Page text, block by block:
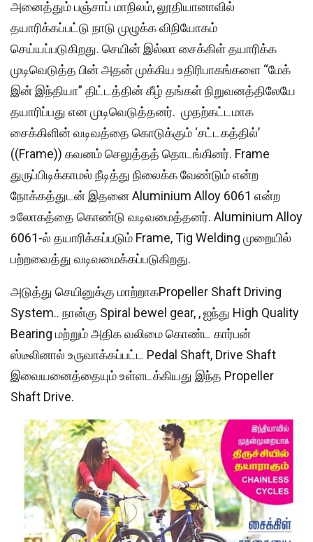
அனைத்தும் பஞ்சாப் மாநிலம், லூதியானாவில்
தயாரிக்கப்பட்டு நாடு முழுக்க விநியோகம்
செய்யப்படுகிறது. செயின் இல்லா சைக்கிள் தயாரிக்க
முடிவெடுத்த பின் அதன் முக்கிய உதிரிபாகங்களை “மேக்
இன் இந்தியா” திட்டத்தின் கீழ் தங்கள் நிறுவனத்திலேயே
தயாரிப்பது என முடிவெடுத்தனர். முதற்கட்டமாக
சைக்கிளின் வடிவத்தை கொடுக்கும் ‘சட்டகத்தில்’
((Frame)) கவனம் செலுத்தத் தொடங்கினர். Frame
துருப்பிடிக்காமல் நீடித்து நிலைக்க வேண்டும் என்ற
நோக்கத்துடன் இதனை Aluminium Alloy 6061 என்ற
உலோகத்தை கொண்டு வடிவமைத்தனர். Aluminium Alloy
6061-ல் தயாரிக்கப்படும் Frame, Tig Welding முறையில்
பற்றவைத்து வடிவமைக்கப்படுகிறது.
அடுத்து செயினுக்கு மாற்றாகPropeller Shaft Driving
System.. நான்கு Spiral bewel gear, , ஐந்து High Quality
Bearing மற்றும் அதிக வலிமை கொண்ட கார்பன்
ஸ்டீலினால் உருவாக்கப்பட்ட Pedal Shaft, Drive Shaft
இவையனைத்தையும் உள்ளடக்கியது இந்த Propeller
Shaft Drive.